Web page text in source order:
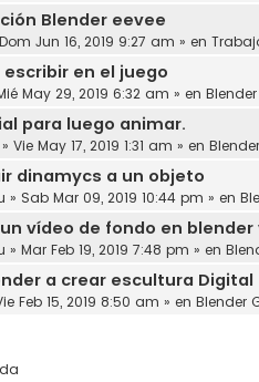
Blender eevee
Jun 16, 2019 9:27 am » en
en el juego
May 29, 2019 6:32 am » en
para luego animar.
» Vie May 17, 2019 1:31 am » en
dinamycs a un objeto
» Sab Mar 09, 2019 10:44 pm » en
vídeo de fondo en blender
» Mar Feb 19, 2019 7:48 pm » en
a crear escultura Digital
Feb 15, 2019 8:50 am » en Blender